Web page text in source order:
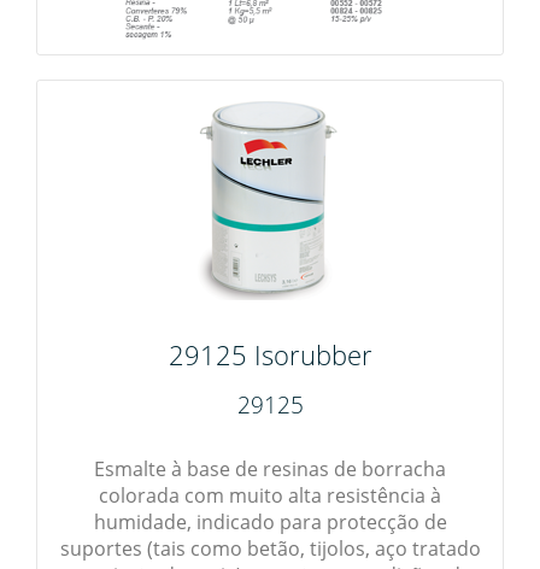
29125 Isorubber
29125
Esmalte à base de resinas de borracha
colorada com muito alta resistência à
humidade, indicado para protecção de
suportes (tais como betão, tijolos, aço tratado